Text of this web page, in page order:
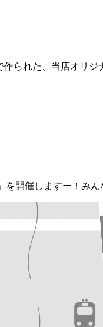
られた、当店オリ
を開催しますー！み